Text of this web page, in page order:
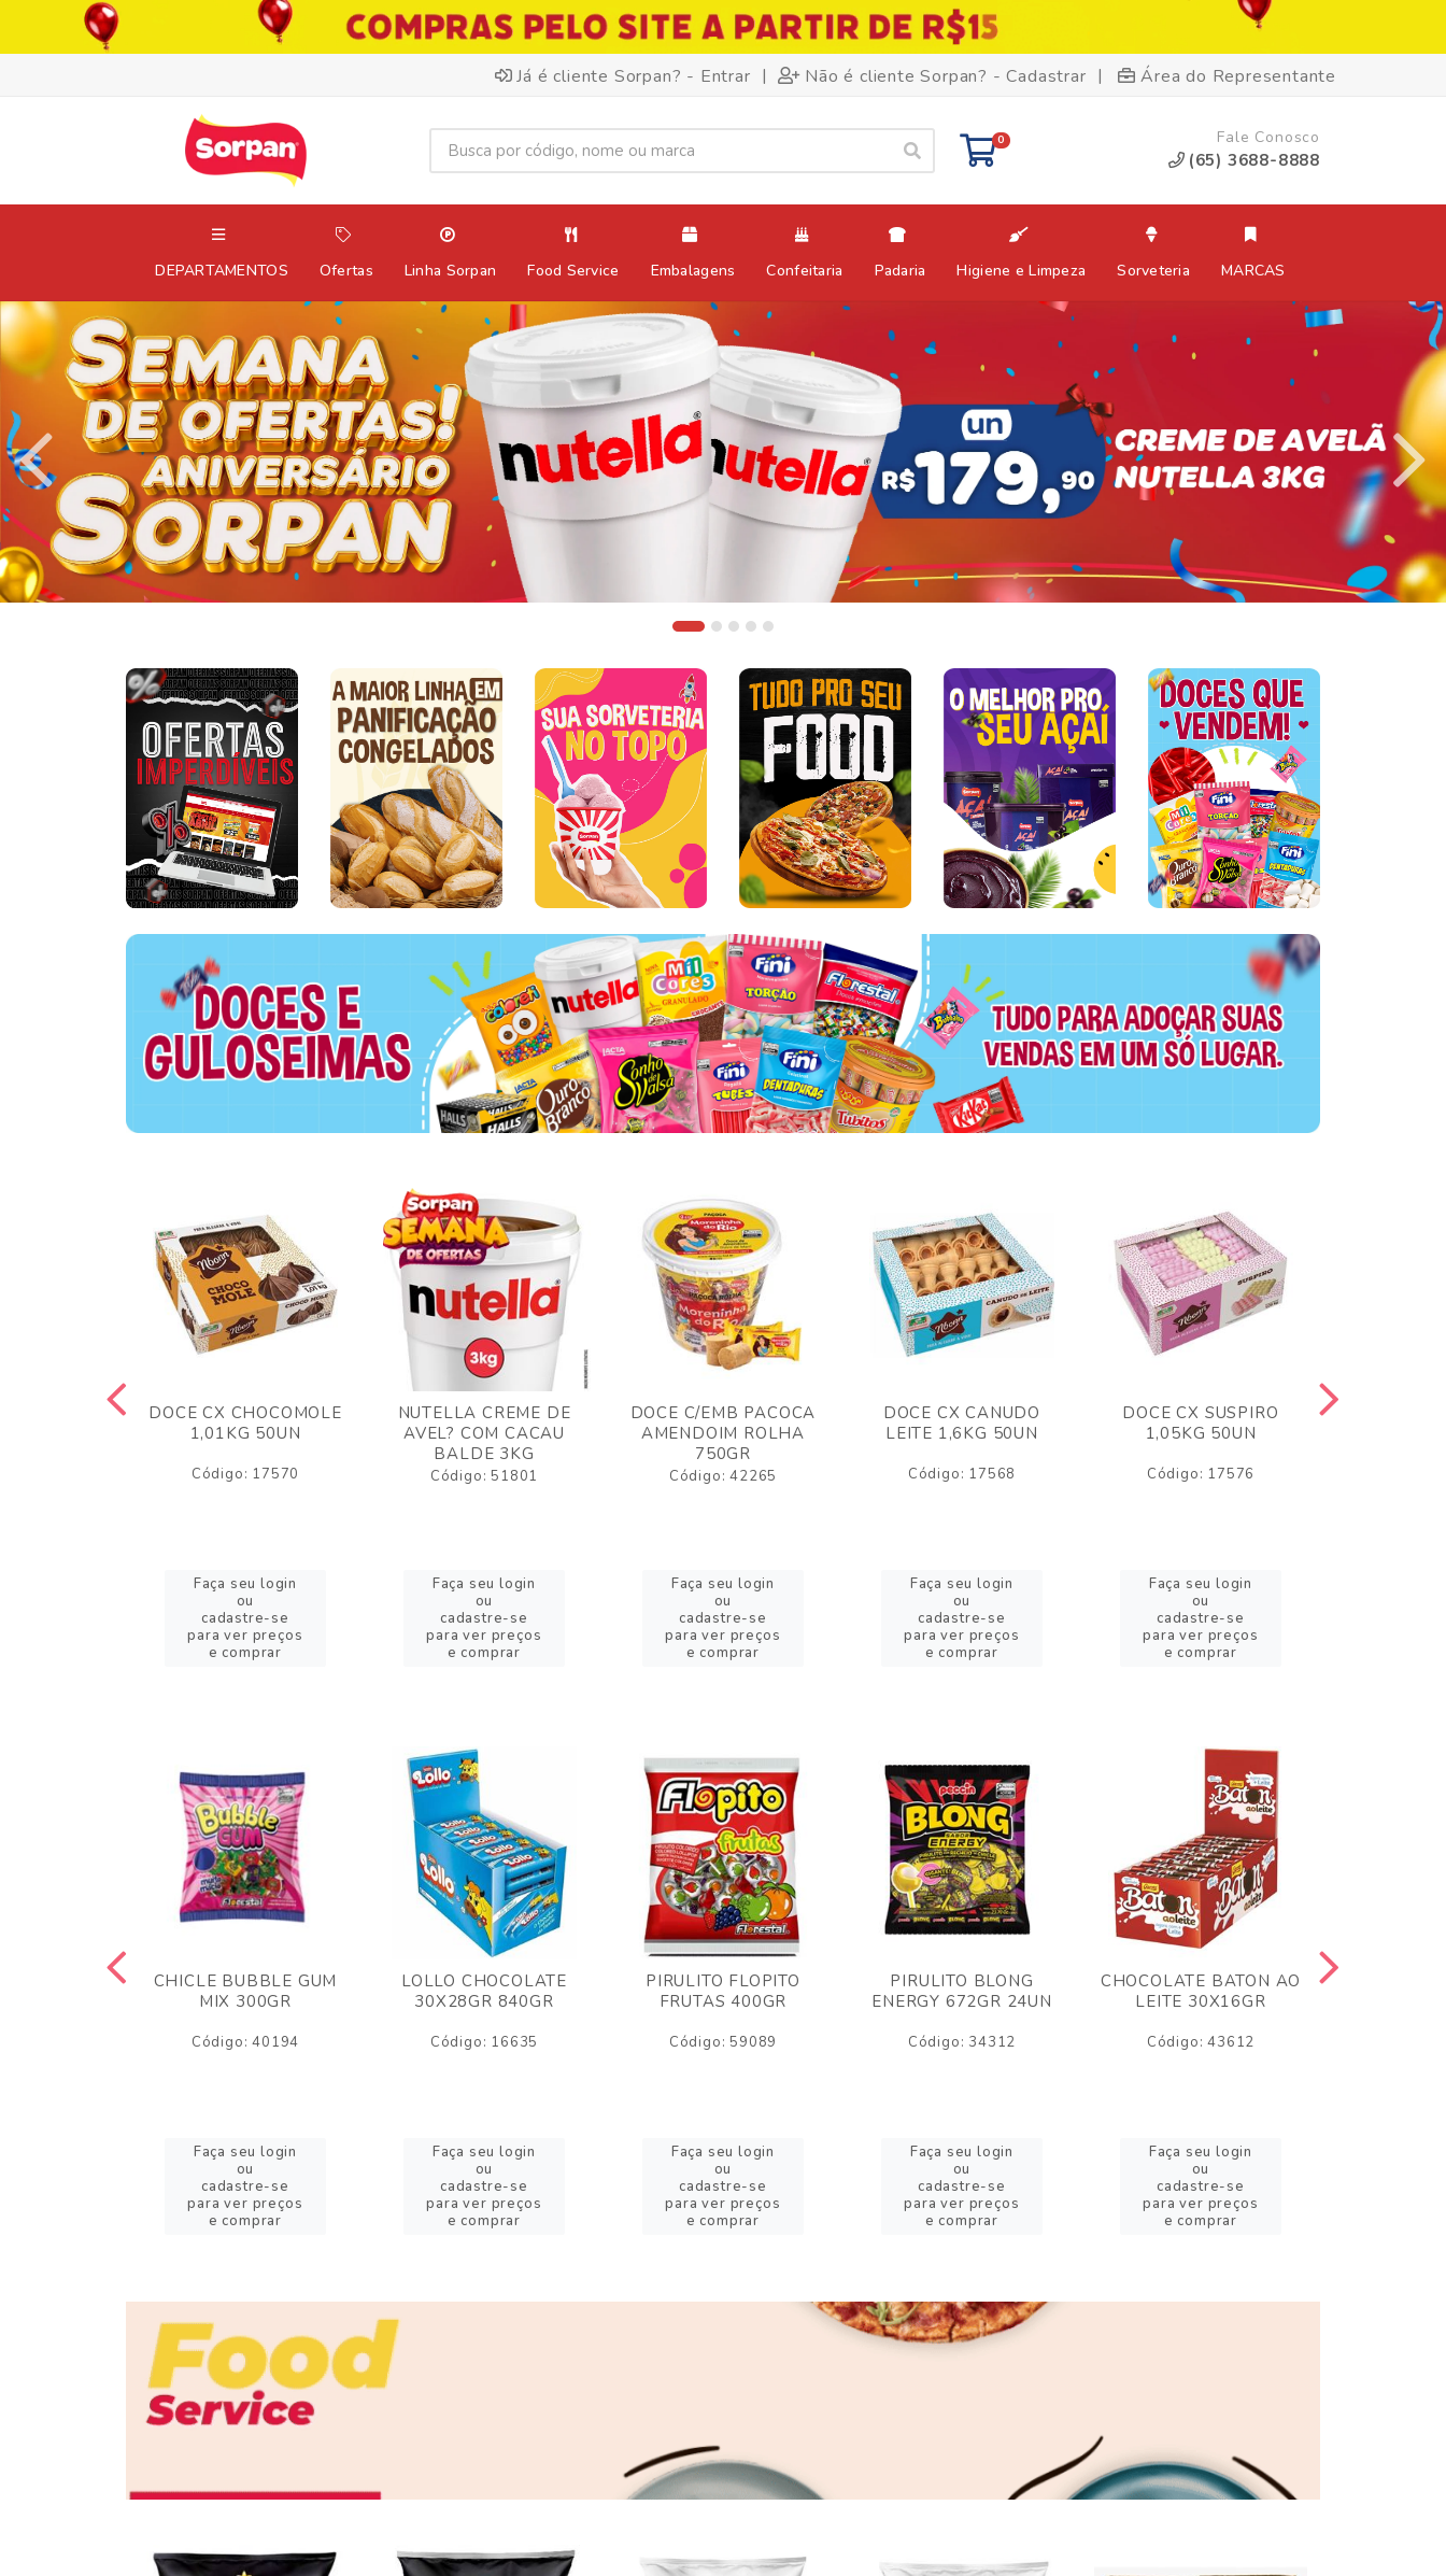
Já é cliente Sorpan? - Entrar | Não é cliente Sorpan? - Cadastrar | Área do Representante
0 Fale Conosco
(65) 3688-8888
DEPARTAMENTOS Ofertas Linha Sorpan Food Service Embalagens Confeitaria Padaria Higiene e Limpeza Sorveteria MARCAS
DOCE CX CHOCOMOLE
1,01KG 50UN
Código: 17570
Faça seu login
ou
cadastre-se
para ver preços
e comprar
NUTELLA CREME DE
AVEL? COM CACAU
BALDE 3KG
Código: 51801
Faça seu login
ou
cadastre-se
para ver preços
e comprar
DOCE C/EMB PACOCA
AMENDOIM ROLHA
750GR
Código: 42265
Faça seu login
ou
cadastre-se
para ver preços
e comprar
DOCE CX CANUDO
LEITE 1,6KG 50UN
Código: 17568
Faça seu login
ou
cadastre-se
para ver preços
e comprar
DOCE CX SUSPIRO
1,05KG 50UN
Código: 17576
Faça seu login
ou
cadastre-se
para ver preços
e comprar
CHICLE BUBBLE GUM
MIX 300GR
Código: 40194
Faça seu login
ou
cadastre-se
para ver preços
e comprar
LOLLO CHOCOLATE
30X28GR 840GR
Código: 16635
Faça seu login
ou
cadastre-se
para ver preços
e comprar
PIRULITO FLOPITO
FRUTAS 400GR
Código: 59089
Faça seu login
ou
cadastre-se
para ver preços
e comprar
PIRULITO BLONG
ENERGY 672GR 24UN
Código: 34312
Faça seu login
ou
cadastre-se
para ver preços
e comprar
CHOCOLATE BATON AO
LEITE 30X16GR
Código: 43612
Faça seu login
ou
cadastre-se
para ver preços
e comprar